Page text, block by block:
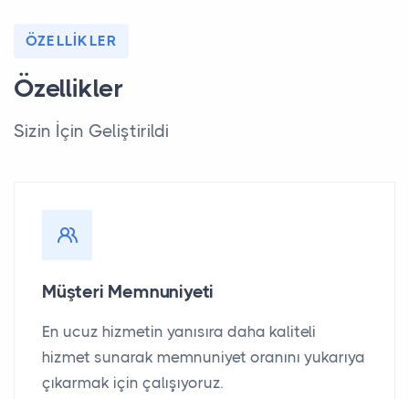
ÖZELLIKLER
Özellikler
Sizin İçin Geliştirildi
Müşteri Memnuniyeti
En ucuz hizmetin yanısıra daha kaliteli
hizmet sunarak memnuniyet oranını yukarıya
çıkarmak için çalışıyoruz.